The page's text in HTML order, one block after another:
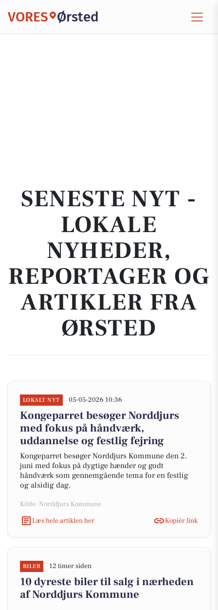
VORES Ørsted
SENESTE NYT -
LOKALE
NYHEDER,
REPORTAGER OG
ARTIKLER FRA
ØRSTED
LOKALT NYT 05-05-2026 10:36
Kongeparret besøger Norddjurs
med fokus på håndværk,
uddannelse og festlig fejring
Kongeparret besøger Norddjurs Kommune den 2.
juni med fokus på dygtige hænder og godt
håndværk som gennemgående tema for en festlig
og alsidig dag.
Kilde: Norddjurs Kommune
Læs hele artiklen her
Kopiér link
BILER 12 timer siden
10 dyreste biler til salg i nærheden
af Norddjurs Kommune